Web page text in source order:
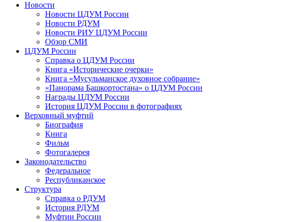
Новости
Новости ЦДУМ России
Новости РДУМ
Новости РИУ ЦДУМ России
Обзор СМИ
ЦДУМ России
Справка о ЦДУМ России
Книга «Исторические очерки»
Книга «Мусульманское духовное собрание»
«Панорама Башкортостана» о ЦДУМ России
Награды ЦДУМ России
История ЦДУМ России в фотографиях
Верховный муфтий
Биография
Книга
Фильм
Фотогалерея
Законодательство
Федеральное
Республиканское
Структура
Справка о РДУМ
История РДУМ
Муфтии России